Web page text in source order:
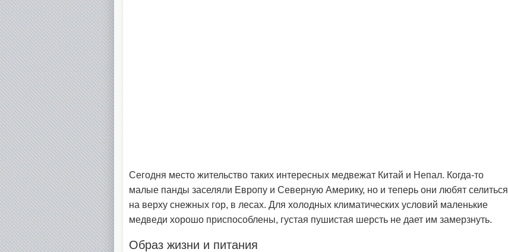
Сегодня место жительство таких интересных медвежат Китай и Непал. Когда-то
малые панды заселяли Европу и Северную Америку, но и теперь они любят селиться
на верху снежных гор, в лесах. Для холодных климатических условий маленькие
медведи хорошо приспособлены, густая пушистая шерсть не дает им замерзнуть.
Образ жизни и питания